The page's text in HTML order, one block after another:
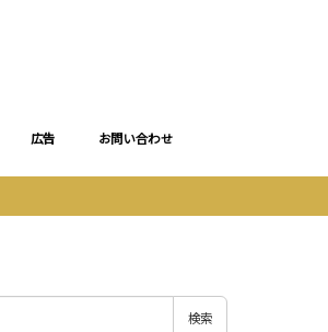
広告 お問い合わせ
検索